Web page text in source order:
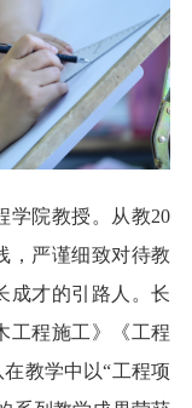
院教授。从教20
，严谨细致对待教
成才的引路人。长
工程施工》《工程
教学中以“工程项